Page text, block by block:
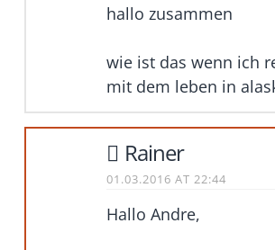
hallo zusammen
wie ist das wenn ich
mit dem leben in
Rainer
01.03.2016 AT 22:44
Hallo Andre,